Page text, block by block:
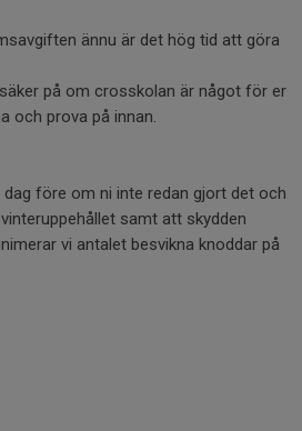
ännu är det hög tid att göra
på om crosskolan är något för er
och prova på innan.
före om ni inte redan gjort det och
samt att skydden
vi antalet besvikna knoddar på